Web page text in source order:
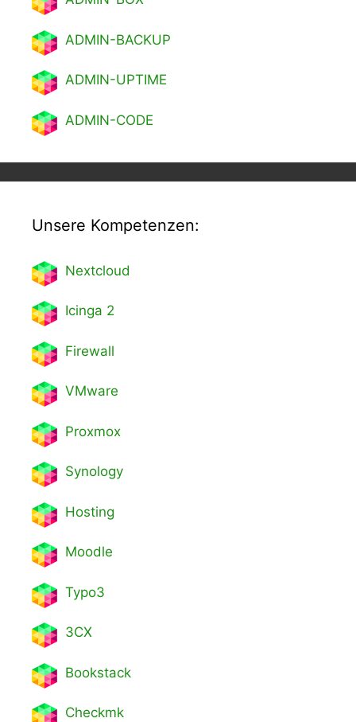
ADMIN-BACKUP
ADMIN-UPTIME
ADMIN-CODE
Unsere Kompetenzen:
Nextcloud
Icinga 2
Firewall
VMware
Proxmox
Synology
Hosting
Moodle
Typo3
3CX
Bookstack
Checkmk